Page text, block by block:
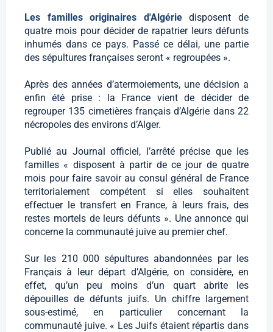
Les familles originaires d'Algériedisposent de
quatre mois pour décider de rapatrier leurs défunts
inhumés dans ce pays. Passé ce délai, une partie
des sépultures françaises seront « regroupées ».
Après des années d’atermoiements, une décision a
enfin été prise : la France vient de décider de
regrouper 135 cimetières français d’Algérie dans 22
nécropoles des environs d’Alger.
Publié au Journal officiel, l’arrêté précise que les
familles « disposent à partir de ce jour de quatre
mois pour faire savoir au consul général de France
territorialement compétent si elles souhaitent
effectuer le transfert en France, à leurs frais, des
restes mortels de leurs défunts ». Une annonce qui
concerne la communauté juive au premier chef.
Sur les 210 000 sépultures abandonnées par les
Français à leur départ d’Algérie, on considère, en
effet, qu’un peu moins d’un quart abrite les
dépouilles de défunts juifs. Un chiffre largement
sous-estimé, en particulier concernant la
communauté juive. « Les Juifs étaient répartis dans